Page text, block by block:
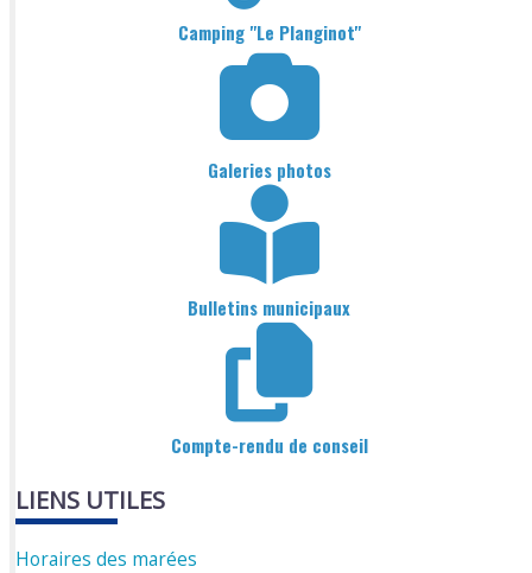
Camping "Le Planginot"
Galeries photos
Bulletins municipaux
Compte-rendu de conseil
LIENS UTILES
Horaires des marées